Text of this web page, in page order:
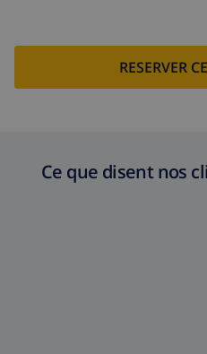
RESERVER
Ce que disent nos